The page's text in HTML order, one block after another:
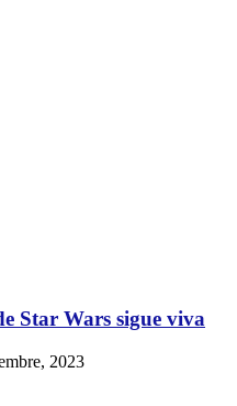
Star Wars sigue viva
2023